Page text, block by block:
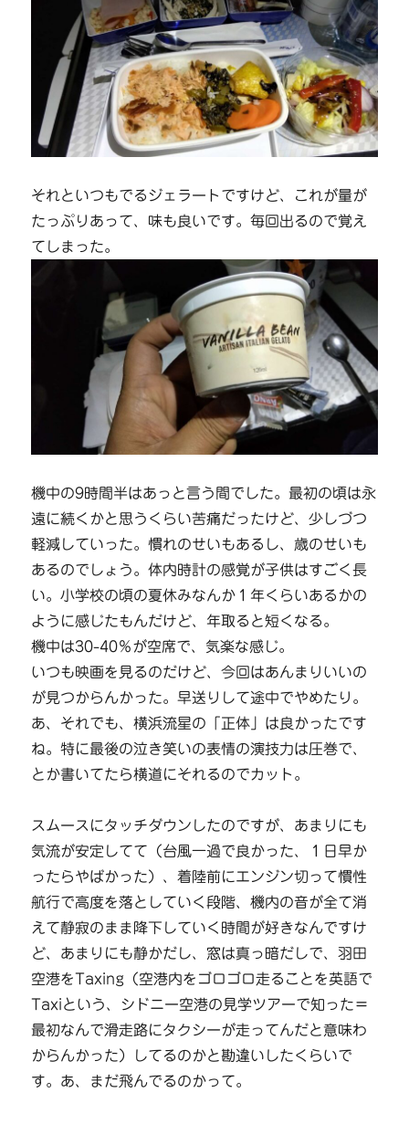
それといつもでるジェラートですけど、これが量が
たっぷりあって、味も良いです。毎回出るので覚え
てしまった。
機中の9時間半はあっと言う間でした。最初の頃は永
遠に続くかと思うくらい苦痛だったけど、少しづつ
軽減していった。慣れのせいもあるし、歳のせいも
あるのでしょう。体内時計の感覚が子供はすごく長
い。小学校の頃の夏休みなんか１年くらいあるかの
ように感じたもんだけど、年取ると短くなる。
機中は30-40％が空席で、気楽な感じ。
いつも映画を見るのだけど、今回はあんまりいいの
が見つからんかった。早送りして途中でやめたり。
あ、それでも、横浜流星の「正体」は良かったです
ね。特に最後の泣き笑いの表情の演技力は圧巻で、
とか書いてたら横道にそれるのでカット。
スムースにタッチダウンしたのですが、あまりにも
気流が安定してて（台風一過で良かった、１日早か
ったらやばかった）、着陸前にエンジン切って慣性
航行で高度を落としていく段階、機内の音が全て消
えて静寂のまま降下していく時間が好きなんですけ
ど、あまりにも静かだし、窓は真っ暗だしで、羽田
空港をTaxing（空港内をゴロゴロ走ることを英語で
Taxiという、シドニー空港の見学ツアーで知った＝
最初なんで滑走路にタクシーが走ってんだと意味わ
からんかった）してるのかと勘違いしたくらいで
す。あ、まだ飛んでるのかって。